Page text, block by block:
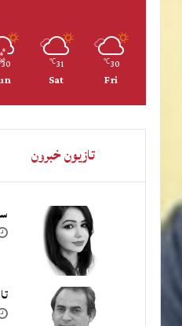
30
℃
Fri
31
℃
Sat
30
تازيون خبرون